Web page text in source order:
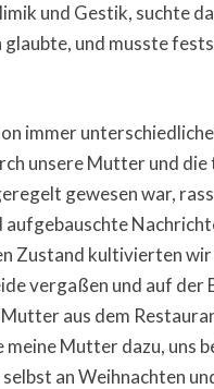
und Gestik, suchte
und musste
immer
unsere Mutter und
gewesen war,
Zustand kultivierten
vergaßen und auf
aus dem
Mutter dazu, uns
an Weihnachten